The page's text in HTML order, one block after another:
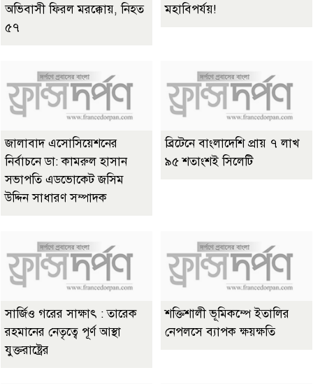
অভিবাসী ফিরল মরক্কোয়, নিহত
৫৭
মহাবিপর্যয়!
জালাবাদ এসোসিয়েশনের
নির্বাচনে ডা: কামরুল হাসান
সভাপতি এডভোকেট জসিম
উদ্দিন সাধারণ সম্পাদক
ব্রিটেনে বাংলাদেশি প্রায় ৭ লাখ
৯৫ শতাংশই সিলেটি
সার্জিও গরের সাক্ষাৎ : তারেক
রহমানের নেতৃত্বে পূর্ণ আস্থা
যুক্তরাষ্ট্রের
শক্তিশালী ভূমিকম্পে ইতালির
নেপলসে ব্যাপক ক্ষয়ক্ষতি